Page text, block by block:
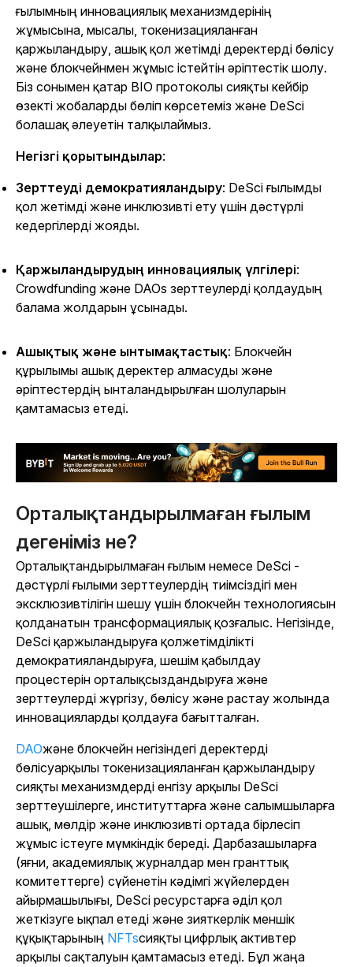
ғылымның инновациялық механизмдерінің
жұмысына, мысалы, токенизацияланған
қаржыландыру, ашық қол жетімді деректерді бөлісу
және блокчейнмен жұмыс істейтін әріптестік шолу.
Біз сонымен қатар BIO протоколы сияқты кейбір
өзекті жобаларды бөліп көрсетеміз және DeSci
болашақ әлеуетін талқылаймыз.
Негізгі қорытындылар:
Зерттеуді демократияландыру: DeSci ғылымды
қол жетімді және инклюзивті ету үшін дәстүрлі
кедергілерді жояды.
Қаржыландырудың инновациялық үлгілері:
Crowdfunding және DAOs зерттеулерді қолдаудың
балама жолдарын ұсынады.
Ашықтық және ынтымақтастық: Блокчейн
құрылымы ашық деректер алмасуды және
әріптестердің ынталандырылған шолуларын
қамтамасыз етеді.
Орталықтандырылмаған ғылым
дегеніміз не?
Орталықтандырылмаған ғылым немесе DeSci -
дәстүрлі ғылыми зерттеулердің тиімсіздігі мен
эксклюзивтілігін шешу үшін блокчейн технологиясын
қолданатын трансформациялық қозғалыс. Негізінде,
DeSci қаржыландыруға қолжетімділікті
демократияландыруға, шешім қабылдау
процестерін орталықсыздандыруға және
зерттеулерді жүргізу, бөлісу және растау жолында
инновацияларды қолдауға бағытталған.
DAOжәне блокчейн негізіндегі деректерді
бөлісуарқылы токенизацияланған қаржыландыру
сияқты механизмдерді енгізу арқылы DeSci
зерттеушілерге, институттарға және салымшыларға
ашық, мөлдір және инклюзивті ортада бірлесіп
жұмыс істеуге мүмкіндік береді. Дарбазашыларға
(яғни, академиялық журналдар мен гранттық
комитеттерге) сүйенетін кәдімгі жүйелерден
айырмашылығы, DeSci ресурстарға әділ қол
жеткізуге ықпал етеді және зияткерлік меншік
құқықтарының NFTsсияқты цифрлық активтер
арқылы сақталуын қамтамасыз етеді. Бұл жаңа